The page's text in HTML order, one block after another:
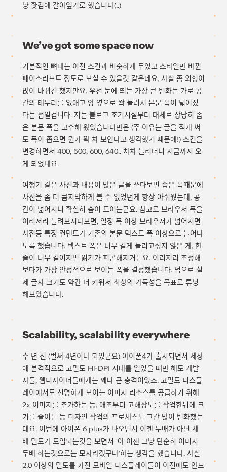
냥 홧김에 갈아엎기로 했습니다(..)
We’ve got some space now
기본적인 뼈대는 이전 스킨과 비슷하게 두었고 스타일만 바뀐
페이스리프트 정도로 보실 수 있을것 같은데요, 사실 좀 외형이
많이 바뀌긴 했지만요. 우선 눈에 띄는 가장 큰 변화는 가로 공
간의 테두리를 없애고 양 옆으로 쫙 늘려서 본문 폭이 넓어졌
다는 점일겁니다. 저는 블로그 초기시절부터 대체로 상당히 좁
은 본문 폭을 고수해 왔었습니다만은 (주 이유는 글을 적게 써
도 폭이 좁으면 뭔가 꽉 차 보인다고 생각했기 때문에!) 스킨을
변경하면서 400, 500, 600, 640.. 차차 늘리더니 지금까지 오
게 되었네요.
여행기 같은 사진과 내용이 많은 글을 쓰다보면 좁은 폭때문에
사진을 좀 더 큼지막하게 볼 수 없었던게 항상 아쉬웠는데, 공
간이 넓어지니 확실히 숨이 트이는군요. 참고로 브라우저 폭을
이리저리 늘려보시다보면, 일정 폭 이상 브라우저가 넓어지면
사진등 특정 컨텐트가 기존의 본문 텍스트 폭 이상으로 늘어나
도록 했습니다. 텍스트 폭은 너무 길게 늘리고싶지 않은 게, 한
줄이 너무 길어지면 읽기가 피곤해지거든요. 이리저리 조정해
보다가 가장 안정적으로 보이는 폭을 결정했습니다. 덤으로 실
제 글자 크기도 약간 더 키워서 최상의 가독성을 목표로 튜닝
해보았습니다.
Scalability, scalability everywhere
수 년 전 (벌써 4년이나 되었군요) 아이폰4가 출시되면서 세상
에 본격적으로 고밀도 Hi-DPI 시대를 열었을 때만 해도 개발
자들, 웹디자이너들에게는 꽤나 큰 충격이었죠. 고밀도 디스플
레이에서도 선명하게 보이는 이미지 리소스를 공급하기 위해
2x 이미지를 추가하는 등, 애초부터 고해상도를 작업한뒤에 크
기를 줄이든 등 디자인 작업의 프로세스도 그간 많이 변화했는
데요. 이번에 아이폰 6 plus가 나오면서 이젠 두배가 아닌 세
배 밀도가 도입되는것을 보면서 ‘아 이젠 그냥 단순히 이미지
두배 하는것으로는 모자라겠구나’하는 생각을 했습니다. 사실
2.0 이상의 밀도를 가진 모바일 디스플레이들이 이전에도 안드